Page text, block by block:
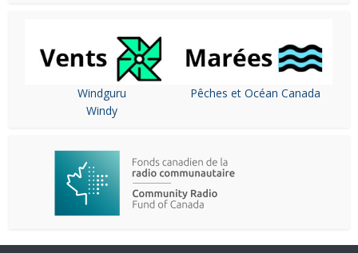
Windguru
Windy
Pêches et Océan Canada